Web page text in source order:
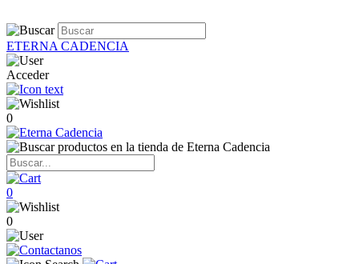
ETERNA CADENCIA
Acceder
0
0
0